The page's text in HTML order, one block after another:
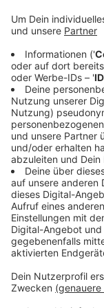
Veröffentlicht:
Anzeige
Im Vergleich
sinkt die
Prozent.
nicht alle
Arbeitsagentur
mit Beratung
Anzeige